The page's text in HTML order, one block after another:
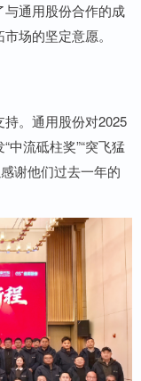
通用股份合作的成
场的坚定意愿。
。通用股份对2025
中流砥柱奖”“突飞猛
谢他们过去一年的